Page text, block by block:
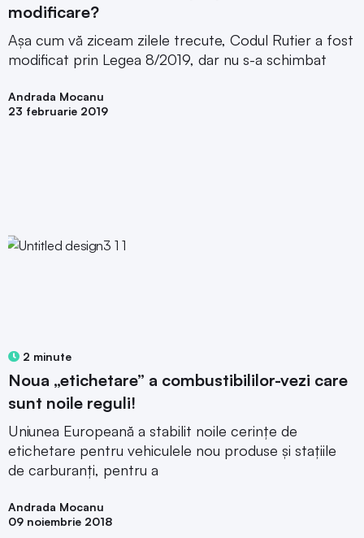
modificare?
Așa cum vă ziceam zilele trecute, Codul Rutier a fost
modificat prin Legea 8/2019, dar nu s-a schimbat
Andrada Mocanu
23 februarie 2019
2 minute
Noua „etichetare” a combustibililor-vezi care
sunt noile reguli!
Uniunea Europeană a stabilit noile cerințe de
etichetare pentru vehiculele nou produse și stațiile
de carburanți, pentru a
Andrada Mocanu
09 noiembrie 2018